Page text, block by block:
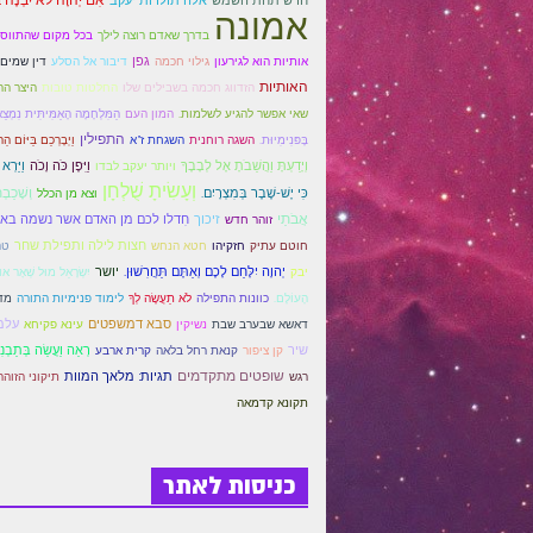
אמונה בדרך שאדם רוצה לילך בכל מקום
אותיות הוא לגירעון גילוי חכמה גפן דיבור אל הסלע דין שמים
האותיות הזדווג חכמה בשבילים שלו החלטות טובות היצר
שאי אפשר להגיע לשלמות. המון העם הַמִּלְחָמָה הָאַמִּיתִּית
בָּפּנִימִיוּת. השגה רוחנית השגחת ז"א התפילין וַיְבָרְכֵם בַּיּוֹם
וְיָדַעְתָּ וַהֲשֵׁבֹתָ אֶל לְבָבֶךָ ויותר יעקב לבדו וַיִּפֶן כֹּה וָכֹה
כִּי יֶשׁ-שֶׁבֶר בְּמִצְרָיִם. וְעָשִׂיתָ שֻׁלְחָן וצא מן הכלל
אֲבֹתַי זוהר חדש זיכוך חִדלו לכם מן האדם אשר נשמה
חוטם עתיק חזקיהו חטא הנחש חצות לילה ותפילת שחר
יבק יְהוָה יִלָּחֵם לָכֶם וְאַתֶּם תַּחֲרִשׁוּן. יושר יִשְׂרָאֵל מוּל שְׁאָר
הָעוֹלָם. כוונות התפילה לֹא תַעֲשֶׂה לְךָ לימוד פנימיות התורה
דאשא שבערב שבת נשיקין סבא דמשפטים עינא פקיחא
שיר קן ציפור קנאת רחל בלאה קרית ארבע רְאֵה וַעֲשֵׂה
רגש שופטים מתקדמים תגיות: מלאך המוות תיקוני
תקונא קדמאה
כניסות לאתר